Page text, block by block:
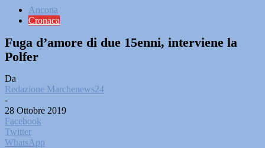
Ancona
Cronaca
Fuga d’amore di due 15enni, interviene la
Polfer
Da
Redazione Marchenews24
-
28 Ottobre 2019
Facebook
Twitter
WhatsApp